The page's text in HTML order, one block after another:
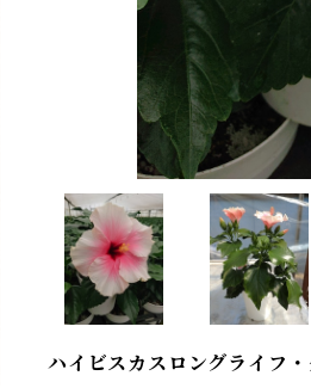
ハイビスカスロングライ